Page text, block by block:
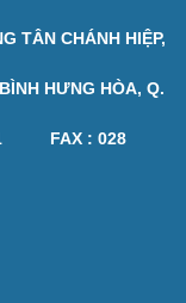
TÂN CHÁNH HIỆP,
HƯNG HÒA, Q.
FAX :028